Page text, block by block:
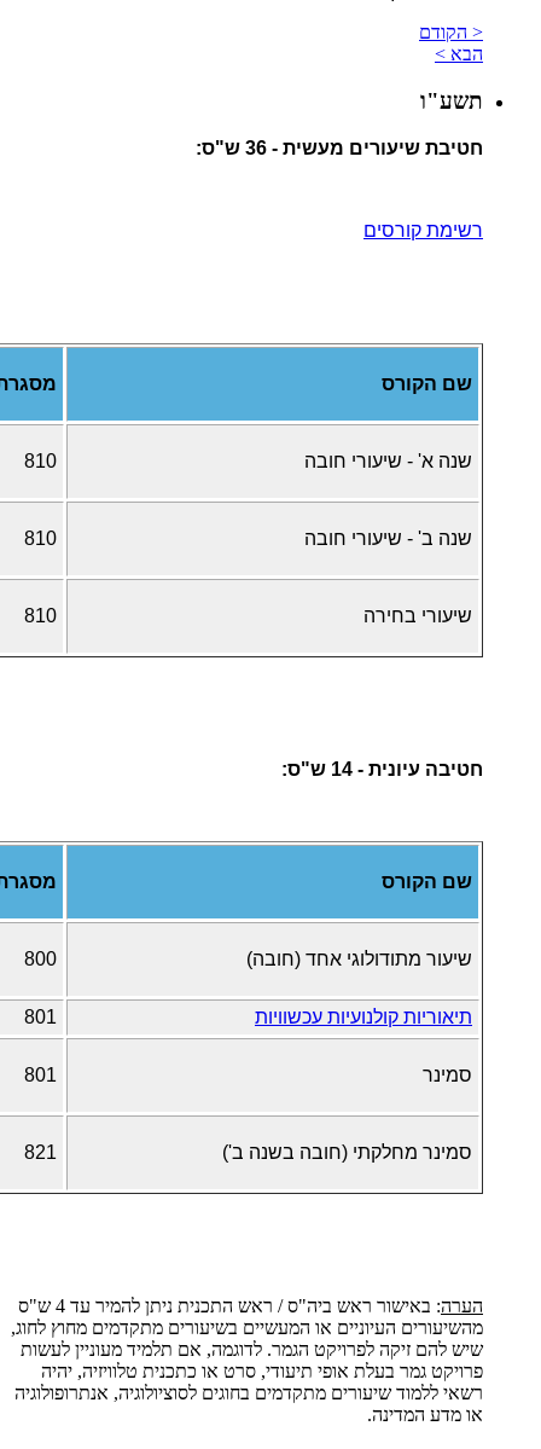
< הקודם
הבא >
תשע"ו
חטיבת שיעורים מעשית - 36 ש"ס:
רשימת קורסים
שם הקורס
שנה א' - שיעורי חובה 810
שנה ב' - שיעורי חובה 810
שיעורי בחירה 810
חטיבה עיונית - 14 ש"ס:
שם הקורס
שיעור מתודולוגי אחד (חובה) 800
תיאוריות קולנועיות עכשוויות 801
סמינר 801
סמינר מחלקתי (חובה בשנה ב') 821
הערה
: באישור ראש ביה"ס / ראש התכנית ניתן להמיר עד 4 ש"ס
מהשיעורים העיוניים או המעשיים בשיעורים מתקדמים מחוץ לחוג,
שיש להם זיקה לפרויקט הגמר. לדוגמה, אם תלמיד מעוניין לעשות
פרויקט גמר בעלת אופי תיעודי, סרט או כתכנית טלוויזיה, יהיה
רשאי ללמוד שיעורים מתקדמים בחוגים לסוציולוגיה, אנתרופולוגיה
או מדע המדינה.